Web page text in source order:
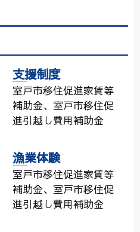
支援制度
室戸市移住促進家賃等
補助金、室戸市移住促
進引越し費用補助金
漁業体験
室戸市移住促進家賃等
補助金、室戸市移住促
進引越し費用補助金